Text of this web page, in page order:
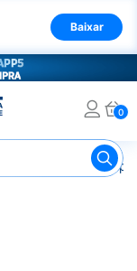
Baixar
0
Coloração